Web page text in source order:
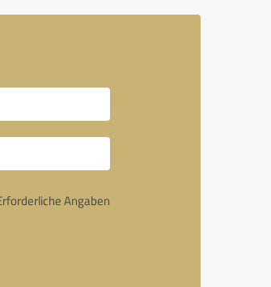
Angaben